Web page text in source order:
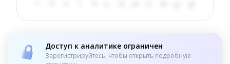
Доступ к аналитике ограничен
Зарегистрируйтесь, чтобы открыть подробную